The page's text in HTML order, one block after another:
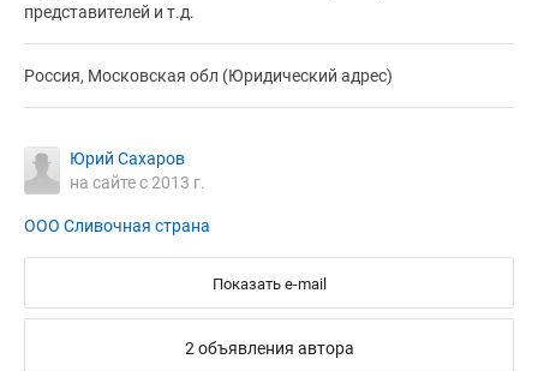
представителей и т.д.
Россия, Московская обл (Юридический адрес)
Юрий Сахаров
на сайте с 2013 г.
ООО Сливочная страна
Показать e-mail
2 объявления автора